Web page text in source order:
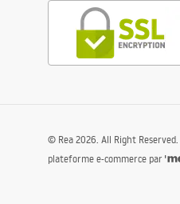
© Rea 2026. All Right Reserved.
plateforme e-commerce par